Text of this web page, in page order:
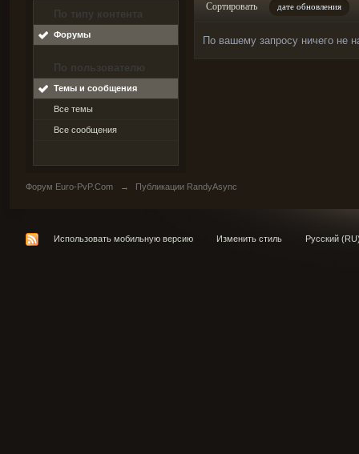
По типу контента
Форумы
По пользователю
Темы и сообщения
Все темы
Все сообщения
Сортировать дате обновления
По вашему запросу ничего не
Форум Euro-PvP.Com → Публикации RandyAsync
Использовать мобильную версию Изменить стиль Русский